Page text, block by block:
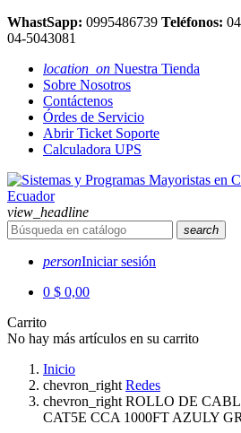
WhastSapp: 0995486739 Teléfonos:
04-5043081
location_on Nuestra Tienda
Sobre Nosotros
Contáctenos
Órdes de Servicio
Abrir Ticket Soporte
Calculadora UPS
view_headline
search
personIniciar sesión
0 $ 0,00
Carrito
No hay más artículos en su carrito
Inicio
chevron_right Redes
chevron_right ROLLO DE
CAT5E CCA 1000FT AZULY